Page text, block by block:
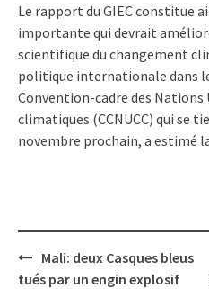
Le rapport du GIEC constitue
importante qui devrait
scientifique du changement
politique internationale dans le
Convention-cadre des Nations
climatiques (CCNUCC) qui se
novembre prochain, a estimé
Post
navigation
Mali: deux Casques bleus
tués par un engin explosif